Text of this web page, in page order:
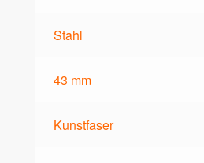
Stahl
43 mm
Kunstfaser